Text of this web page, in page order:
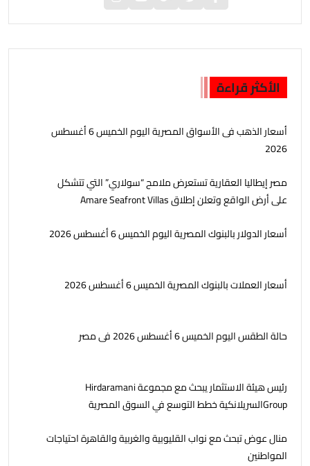
الأكثر قراءة
أسعار الذهب فى الأسواق المصرية اليوم الخميس 6 أغسطس
2026
مصر إيطاليا العقارية تستعرض ملامح “سولاري” التي تتشكل
على أرض الواقع وتعلن إطلاق Amare Seafront Villas
أسعار الدولار بالبنوك المصرية اليوم الخميس 6 أغسطس 2026
أسعار العملات بالبنوك المصرية الخميس 6 أغسطس 2026
حالة الطقس اليوم الخميس 6 أغسطس 2026 فى مصر
رئيس هيئة الاستثمار يبحث مع مجموعة Hirdaramani
Groupالسريلانكية خطط التوسع في السوق المصرية
منال عوض تبحث مع نواب القليوبية والغربية والقاهرة احتياجات
المواطنين